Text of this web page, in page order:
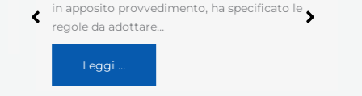
in apposito provvedimento, ha specificato le
regole da adottare…
Leggi …